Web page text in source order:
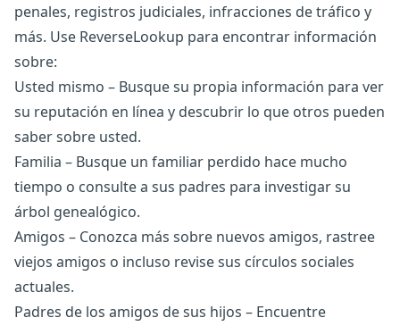
penales, registros judiciales, infracciones de tráfico y
más. Use ReverseLookup para encontrar información
sobre:
Usted mismo – Busque su propia información para ver
su reputación en línea y descubrir lo que otros pueden
saber sobre usted.
Familia – Busque un familiar perdido hace mucho
tiempo o consulte a sus padres para investigar su
árbol genealógico.
Amigos – Conozca más sobre nuevos amigos, rastree
viejos amigos o incluso revise sus círculos sociales
actuales.
Padres de los amigos de sus hijos – Encuentre